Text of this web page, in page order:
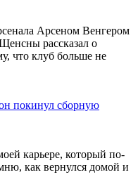
Арсеном Венгером
рассказал о
что клуб больше не
покинул сборную
карьере, который по-
как вернулся домой и